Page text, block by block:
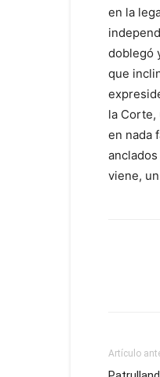
en la
doblegó
que
la Corte,
en nada
viene,
Artículo